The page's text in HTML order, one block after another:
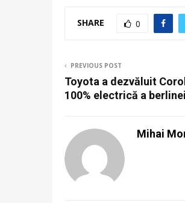
SHARE 0
PREVIOUS POST
Toyota a dezvăluit
100% electrică a
Mihai